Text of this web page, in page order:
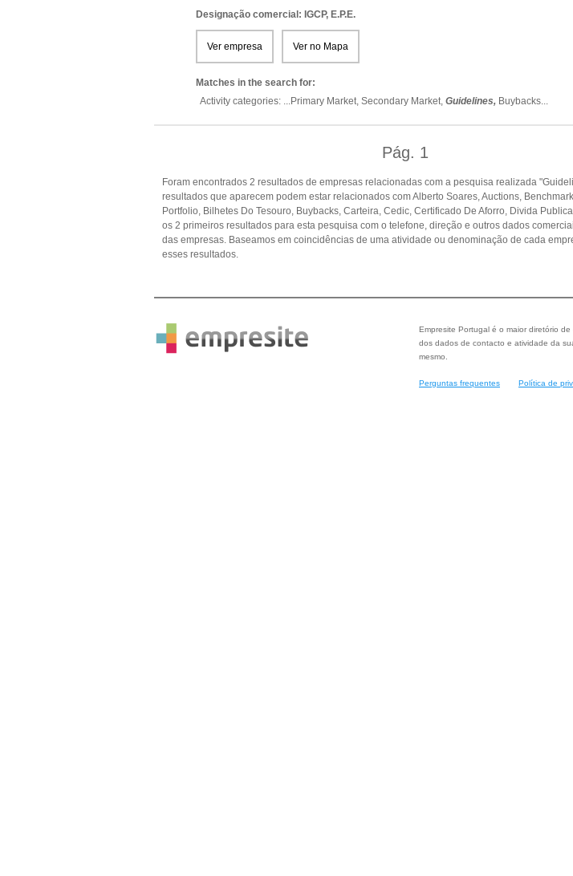
Designação comercial: IGCP, E.P.E.
Ver empresa Ver no Mapa
Matches in the search for:
Activity categories: ...Primary Market, Secondary Market, Guidelines, Buybacks...
Pág. 1
Foram encontrados 2 resultados de empresas relacionadas com a pesquisa realizada
resultados que aparecem podem estar relacionados com Alberto Soares, Auctions,
Portfolio, Bilhetes Do Tesouro, Buybacks, Carteira, Cedic, Certificado De Aforro, Divida
os 2 primeiros resultados para esta pesquisa com o telefone, direção e outros dados
das empresas. Baseamos em coincidências de uma atividade ou denominação de cada
esses resultados.
Empresite Portugal é o maior diretório
dos dados de contacto e atividade da
mesmo.
Perguntas frequentes Política de